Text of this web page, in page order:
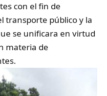
con el fin de
transporte público y la
se unificara en virtud
materia de